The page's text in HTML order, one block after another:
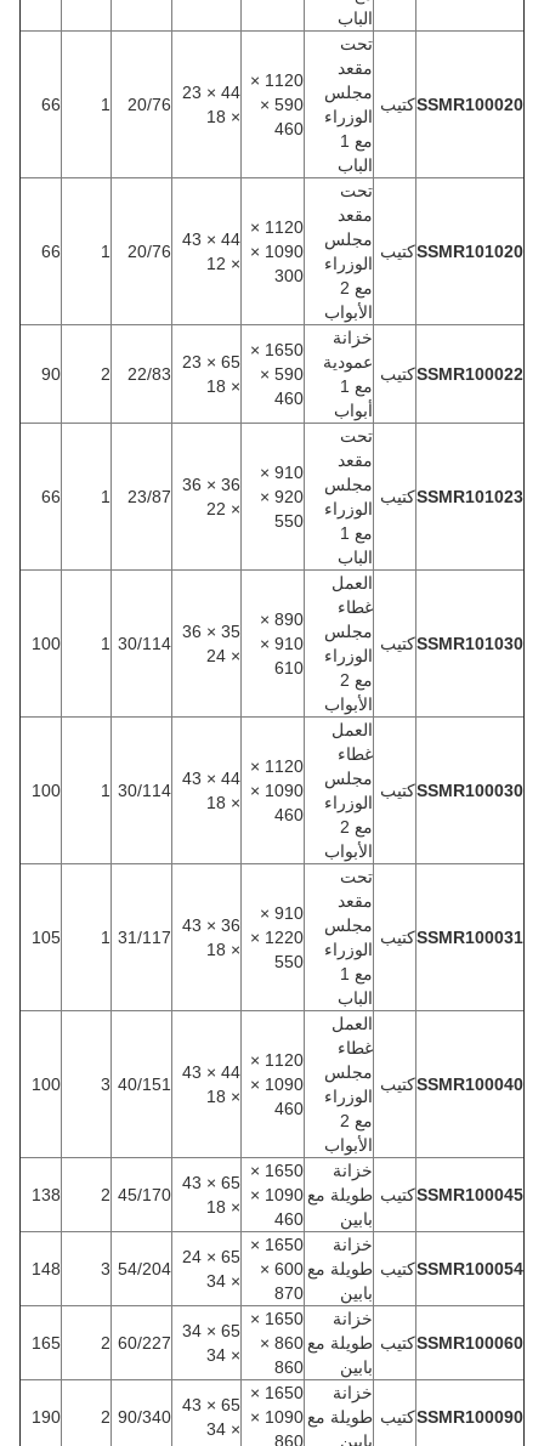
الباب
SSMR100020كتيب
تحت
مقعد
مجلس
الوزراء
مع 1
الباب
1120 ×
590 ×
460
44 × 23
× 18
20/76
66
SSMR101020كتيب
تحت
مقعد
مجلس
الوزراء
مع 2
الأبواب
1120 ×
1090 ×
300
44 × 43
× 12
20/76
66
SSMR100022كتيب
خزانة
عمودية
مع 1
أبواب
1650 ×
590 ×
460
65 × 23
× 18
22/83
90
SSMR101023كتيب
تحت
مقعد
مجلس
الوزراء
مع 1
الباب
910 ×
920 ×
550
36 × 36
× 22
23/87
66
SSMR101030كتيب
العمل
غطاء
مجلس
الوزراء
مع 2
الأبواب
890 ×
910 ×
610
35 × 36
× 24
30/114
1
100
SSMR100030كتيب
العمل
غطاء
مجلس
الوزراء
مع 2
الأبواب
1120 ×
1090 ×
460
44 × 43
× 18
30/114
1
100
SSMR100031كتيب
تحت
مقعد
مجلس
الوزراء
مع 1
الباب
910 ×
1220 ×
550
36 × 43
× 18
31/117
1
105
SSMR100040كتيب
العمل
غطاء
مجلس
الوزراء
مع 2
الأبواب
1120 ×
1090 ×
460
44 × 43
× 18
40/151
3
100
SSMR100045كتيب
خزانة
طويلة مع
بابين
1650 ×
1090 ×
460
65 × 43
× 18
45/170
2
138
SSMR100054كتيب
خزانة
طويلة مع
بابين
1650 ×
600 ×
870
65 × 24
× 34
54/204
3
148
SSMR100060كتيب
خزانة
طويلة مع
بابين
1650 ×
860 ×
860
65 × 34
× 34
60/227
2
165
SSMR100090كتيب
خزانة
طويلة مع
بابين
1650 ×
1090 ×
860
65 × 43
× 34
90/340
2
190